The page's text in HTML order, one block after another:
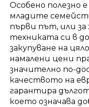
Особено полезно
младите
първи път, или за
техниката си в
закупуване на
намалени цени
значително по-
качеството на
гарантира
което означава